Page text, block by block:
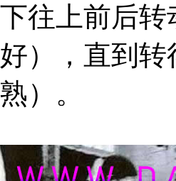
下往上前后
好），直到
熟）。